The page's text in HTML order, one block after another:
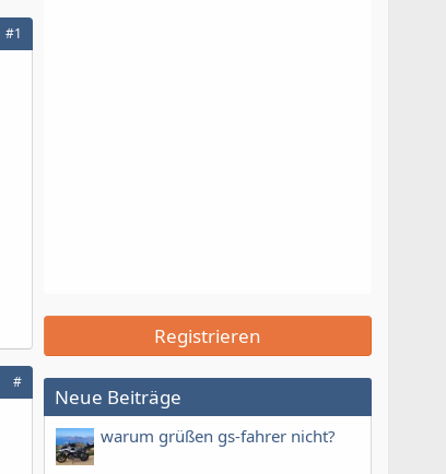
#1
#
Registrieren
Neue Beiträge
warum grüßen gs-fahrer nicht?